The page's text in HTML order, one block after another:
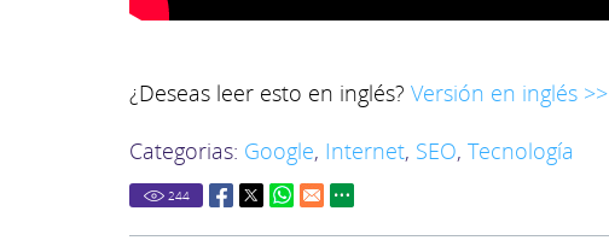
¿Deseas leer esto en inglés? Versión en inglés >>
Categorias: Google, Internet, SEO, Tecnología
244